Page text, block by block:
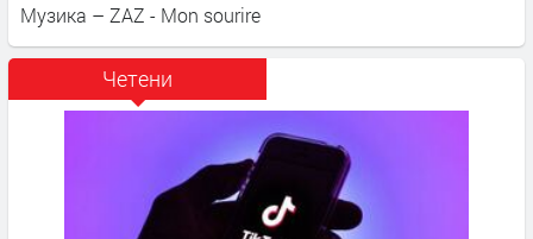
Музика – ZAZ - Mon sourire
Четени